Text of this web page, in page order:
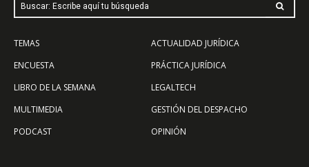
Buscar: Escribe aquí tu búsqueda
TEMAS
ENCUESTA
LIBRO DE LA SEMANA
MULTIMEDIA
PODCAST
ACTUALIDAD JURÍDICA
PRÁCTICA JURÍDICA
LEGALTECH
GESTIÓN DEL DESPACHO
OPINIÓN